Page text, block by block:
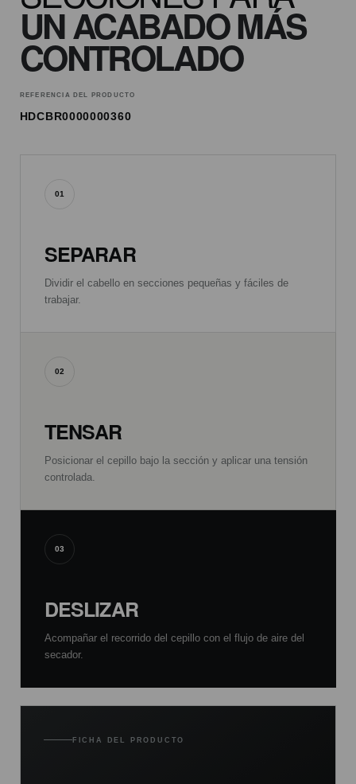
UN ACABADO MÁS
CONTROLADO
REFERENCIA DEL PRODUCTO
HDCBR0000000360
01
SEPARAR
Dividir el cabello en secciones pequeñas y fáciles de
trabajar.
02
TENSAR
Posicionar el cepillo bajo la sección y aplicar una tensión
controlada.
03
DESLIZAR
Acompañar el recorrido del cepillo con el flujo de aire del
secador.
FICHA DEL PRODUCTO